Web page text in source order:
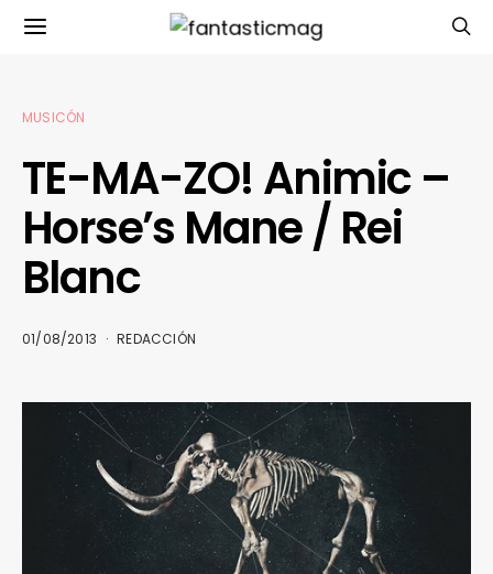
MUSICÓN
TE-MA-ZO! Animic –
Horse’s Mane / Rei
Blanc
01/08/2013 REDACCIÓN